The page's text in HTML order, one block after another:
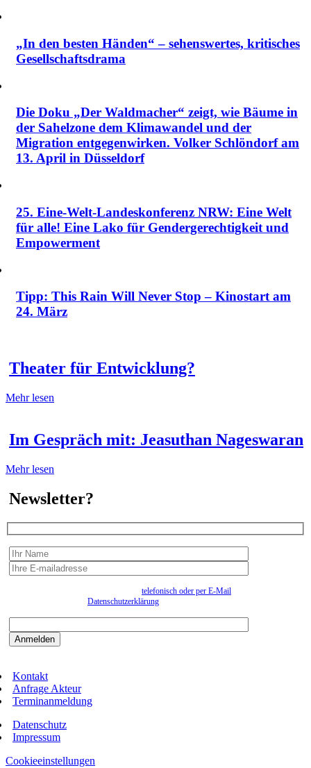
„In den besten Händen“ – sehenswertes, kritisches
Gesellschaftsdrama
Die Doku „Der Waldmacher“ zeigt, wie Bäume in
der Sahelzone dem Klimawandel und der
Migration entgegenwirken. Volker Schlöndorf am
13. April in Düsseldorf
25. Eine-Welt-Landeskonferenz NRW: Eine Welt
für alle! Eine Lako für Gendergerechtigkeit und
Empowerment
Tipp: This Rain Will Never Stop – Kinostart am
24. März
Theater für Entwicklung?
Mehr lesen
Im Gespräch mit: Jeasuthan Nageswaran
Mehr lesen
Newsletter?
telefonisch oder per E-Mail
Datenschutzerklärung
Kontakt
Anfrage Akteur
Terminanmeldung
Datenschutz
Impressum
Cookieeinstellungen